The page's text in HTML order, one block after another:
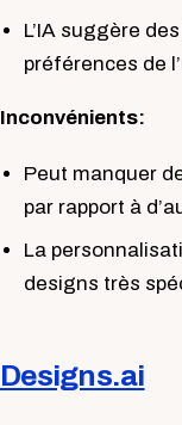
L’IA suggère
préférences de
Inconvénients:
Peut manquer
par rapport à
La
designs très
Designs.ai